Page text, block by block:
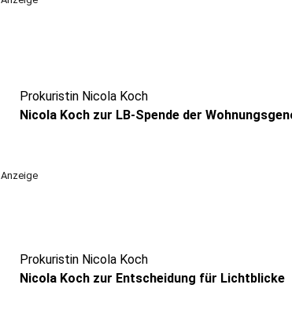
Prokuristin Nicola Koch
Nicola Koch zur LB-Spende der
Anzeige
Prokuristin Nicola Koch
Nicola Koch zur Entscheidung für Lichtblicke